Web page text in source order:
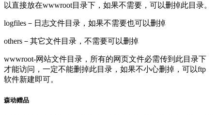
以直接放在wwwroot目录下，如果不需要，可以删掉此目录。
logfiles－日志文件目录，如果不需要也可以删掉
others－其它文件目录，不需要可以删掉
wwwroot-网站文件目录，所有的网页文件必需传到此目录下
才能访问，一定不能删掉此目录，如果不小心删掉，可以ftp
软件新建即可。
森动赠品